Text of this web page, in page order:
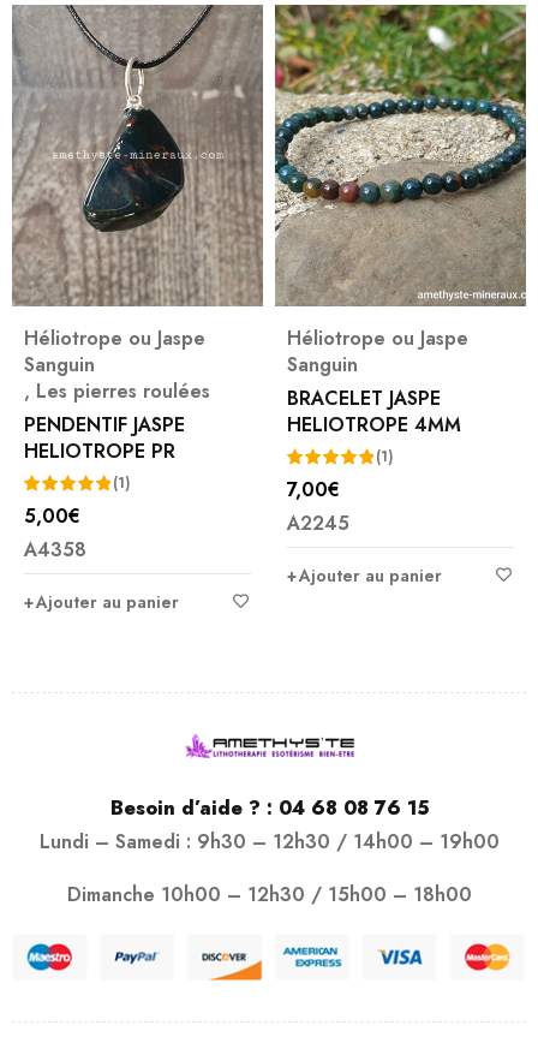
Héliotrope ou Jaspe
Sanguin
, Les pierres roulées
PENDENTIF JASPE
HELIOTROPE PR
Note5.00
sur 5
(1)
5,00€
A4358
Ajouter au panier
Héliotrope ou Jaspe
Sanguin
BRACELET JASPE
HELIOTROPE 4MM
Note5.00
sur 5
(1)
7,00€
A2245
Ajouter au panier
Besoin d’aide ? : 04 68 08 76 15
Lundi – Samedi : 9h30 – 12h30 / 14h00 – 19h00
Dimanche 10h00 – 12h30 / 15h00 – 18h00